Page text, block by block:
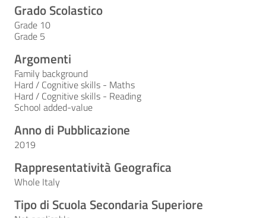
Grado Scolastico
Grade 10
Grade 5
Argomenti
Family background
Hard / Cognitive skills - Maths
Hard / Cognitive skills - Reading
School added-value
Anno di Pubblicazione
2019
Rappresentatività Geografica
Whole Italy
Tipo di Scuola Secondaria Superiore